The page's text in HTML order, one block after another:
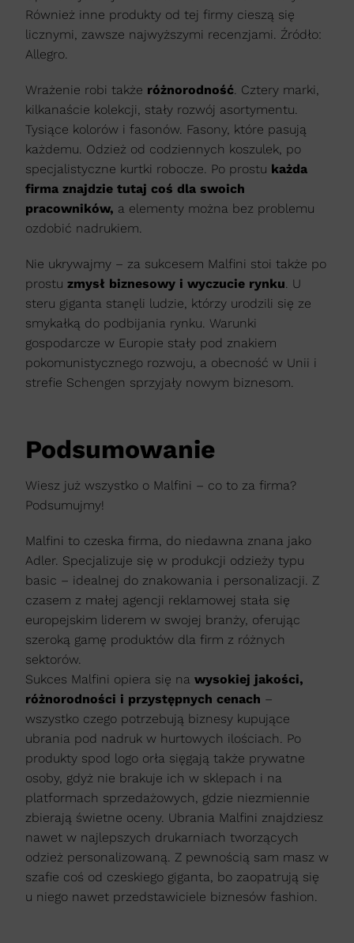
Również inne produkty od tej firmy cieszą się
licznymi, zawsze najwyższymi recenzjami. Źródło:
Allegro.
Wrażenie robi także różnorodność . Cztery marki,
kilkanaście kolekcji, stały rozwój asortymentu.
Tysiące kolorów i fasonów. Fasony, które pasują
każdemu. Odzież od codziennych koszulek, po
specjalistyczne kurtki robocze. Po prostu każda
firma znajdzie tutaj coś dla swoich
pracowników, a elementy można bez problemu
ozdobić nadrukiem.
Nie ukrywajmy – za sukcesem Malfini stoi także po
prostu zmysł biznesowy i wyczucie rynku . U
steru giganta stanęli ludzie, którzy urodzili się ze
smykałką do podbijania rynku. Warunki
gospodarcze w Europie stały pod znakiem
pokomunistycznego rozwoju, a obecność w Unii i
strefie Schengen sprzyjały nowym biznesom.
Podsumowanie
Wiesz już wszystko o Malfini – co to za firma?
Podsumujmy!
Malfini to czeska firma, do niedawna znana jako
Adler. Specjalizuje się w produkcji odzieży typu
basic – idealnej do znakowania i personalizacji. Z
czasem z małej agencji reklamowej stała się
europejskim liderem w swojej branży, oferując
szeroką gamę produktów dla firm z różnych
sektorów.
Sukces Malfini opiera się na wysokiej jakości,
różnorodności i przystępnych cenach –
wszystko czego potrzebują biznesy kupujące
ubrania pod nadruk w hurtowych ilościach. Po
produkty spod logo orła sięgają także prywatne
osoby, gdyż nie brakuje ich w sklepach i na
platformach sprzedażowych, gdzie niezmiennie
zbierają świetne oceny. Ubrania Malfini znajdziesz
nawet w najlepszych drukarniach tworzących
odzież personalizowaną. Z pewnością sam masz w
szafie coś od czeskiego giganta, bo zaopatrują się
u niego nawet przedstawiciele biznesów fashion.